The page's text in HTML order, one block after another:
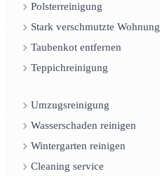
Polsterreinigung
Stark verschmutzte Wohnung
Taubenkot entfernen
Teppichreinigung
Umzugsreinigung
Wasserschaden reinigen
Wintergarten reinigen
Cleaning service